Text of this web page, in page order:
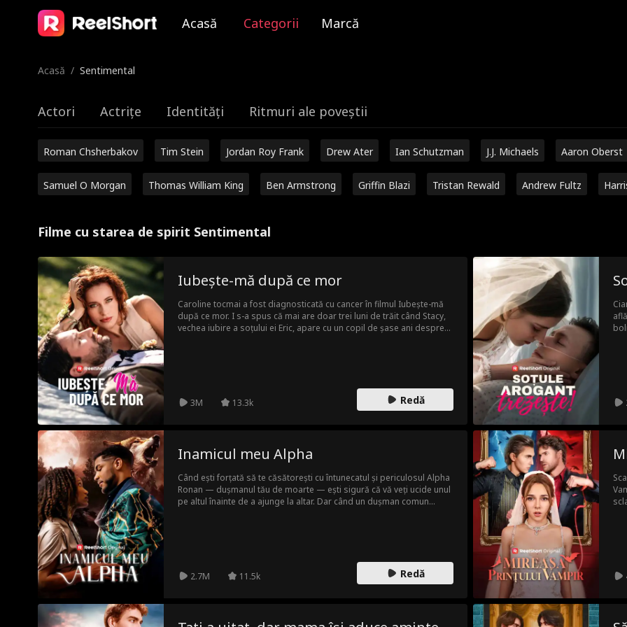
Acasă Categorii Marcă
Acasă / Sentimental
Actori Actrițe Identități Ritmuri ale poveștii
Roman Chsherbakov Tim Stein Jordan Roy Frank Drew Ater Ian Schutzman J.J. Michaels Aaron Oberst
Samuel O Morgan Thomas William King Ben Armstrong Griffin Blazi Tristan Rewald Andrew Fultz
Filme cu starea de spirit Sentimental
Iubește-mă după ce mor
Caroline tocmai a fost diagnosticată cu cancer în filmul Iubește-mă
după ce mor. I s-a spus că mai are doar trei luni de trăit când Stacy,
vechea iubire a soțului ei Eric, apare cu un copil de șase ani despre
atunci află în sfârșit de diagnosticul de cancer al fostei sale soții.
Până atunci, este prea târziu pentru reconciliere, deoarece Caroline
este hotărâtă să nu-și petreacă ultimele zile iubindu-l.
3M 13.3k Redă
Inamicul meu Alpha
Când ești forțată să te căsătorești cu întunecatul și periculosul Alpha
Ronan — dușmanul tău de moarte — ești sigură că vă veți ucide unul
pe altul înainte de a ajunge la altar. Dar când un dușman comun
2.7M 11.5k Redă